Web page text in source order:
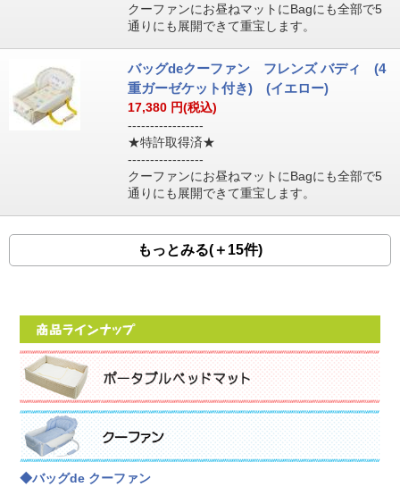
クーファンにお昼ねマットにBagにも全部で5
通りにも展開できて重宝します。
バッグdeクーファン フレンズ バディ (4
重ガーゼケット付き) (イエロー)
17,380 円(税込)
-----------------
★特許取得済★
-----------------
クーファンにお昼ねマットにBagにも全部で5
通りにも展開できて重宝します。
もっとみる(＋15件)
◆バッグde クーファン